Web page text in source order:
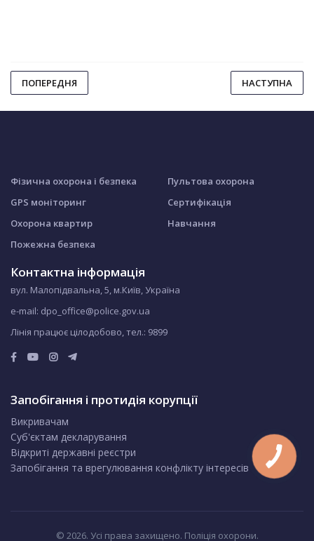
ПОПЕРЕДНЯ НАСТУПНА
Фізична охорона і безпека
GPS моніторинг
Охорона квартир
Пожежна безпека
Пультова охорона
Сертифікація
Навчання
Контактна інформація
вул. Малопідвальна, 5, м.Київ, Україна
e-mail: dpo_office@police.gov.ua
Лінія працює цілодобово, тел.: 9899
Запобігання і протидія корупції
Викривачам
Суб'єктам декларування
Відкриті державні реєстри
Запобігання та врегулювання конфлікту інтересів
© 2026. Усі права захищено. Поліція охорони.